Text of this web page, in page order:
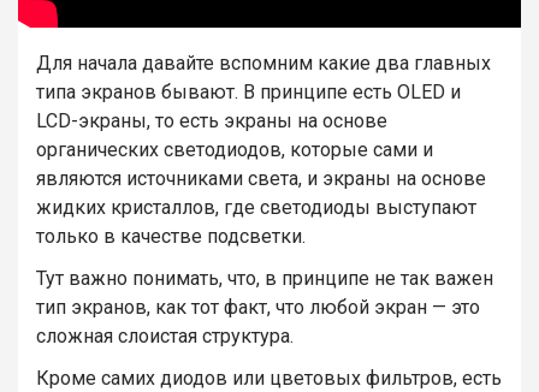
Для начала давайте вспомним какие два главных
типа экранов бывают. В принципе есть OLED и
LCD-экраны, то есть экраны на основе
органических светодиодов, которые сами и
являются источниками света, и экраны на основе
жидких кристаллов, где светодиоды выступают
только в качестве подсветки.
Тут важно понимать, что, в принципе не так важен
тип экранов, как тот факт, что любой экран — это
сложная слоистая структура.
Кроме самих диодов или цветовых фильтров, есть